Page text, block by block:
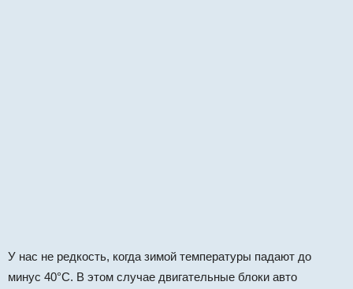
У нас не редкость, когда зимой температуры падают до
минус 40°C. В этом случае двигательные блоки авто